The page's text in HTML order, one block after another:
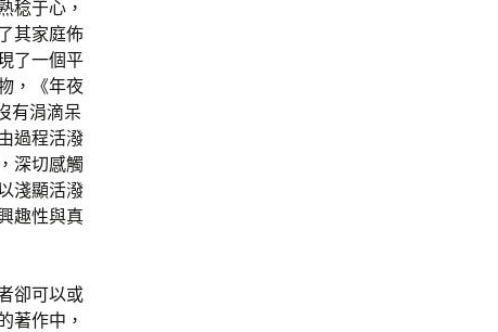
稔于心，
其家庭佈
了一個平
，《年夜
有涓滴呆
過程活潑
深切感觸
淺顯活潑
趣性與真
卻可以或
著作中，